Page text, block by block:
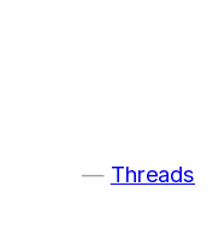
Threads